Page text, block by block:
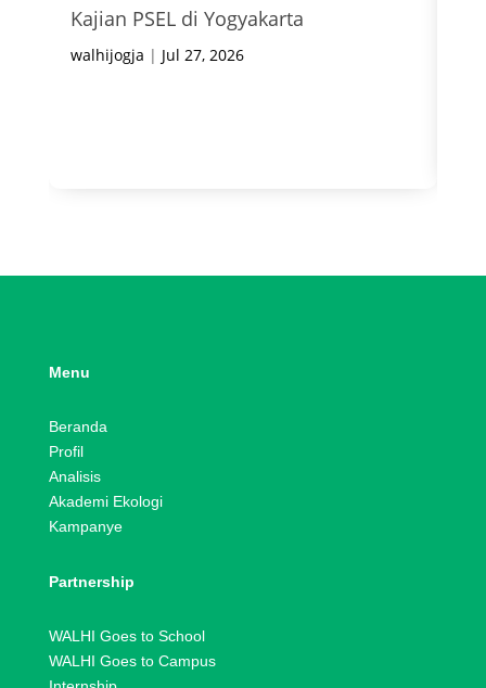
Kajian PSEL di Yogyakarta
walhijogja | Jul 27, 2026
Menu
Beranda
Profil
Analisis
Akademi Ekologi
Kampanye
Partnership
WALHI Goes to School
WALHI Goes to Campus